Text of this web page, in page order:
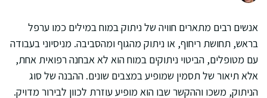
אנשים רבים מתארים חוויה של ניתוק במוח במילים כמו ערפל
בראש, תחושת ריחוף, או ניתוק מהגוף ומהסביבה. מניסיוני בעבודה
עם מטופלים, הביטוי ניתוקים במוח הוא לא אבחנה רפואית אחת,
אלא תיאור של תסמין שמופיע במצבים שונים. ההבנה של סוג
הניתוק, משכו וההקשר שבו הוא מופיע עוזרת לכוון לבירור מדויק.